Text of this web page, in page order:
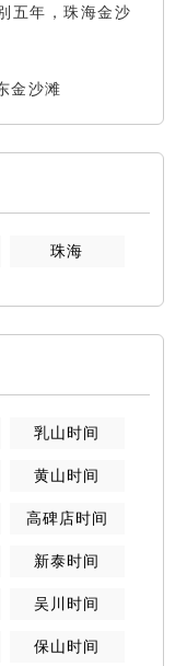
五年，珠海金沙
金沙滩
珠海
乳山时间
黄山时间
高碑店时间
新泰时间
吴川 时间
保山时间